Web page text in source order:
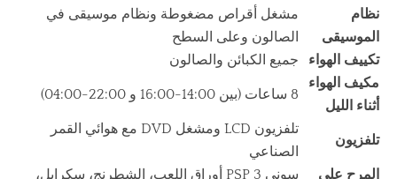
نظام
الموسيقى
مشغل أقراص مضغوطة ونظام موسيقى في
الصالون وعلى السطح
تكييف الهواء
جميع الكبائن والصالون
مكيف الهواء
أثناء الليل
8 ساعات (بين 14:00-16:00 و 22:00-04:00)
تلفزيون
تلفزيون LCD ومشغل DVD مع هوائي القمر
الصناعي
المرح على
سوني PSP 3 أوراق اللعب، الشطرنج، سكرابل،